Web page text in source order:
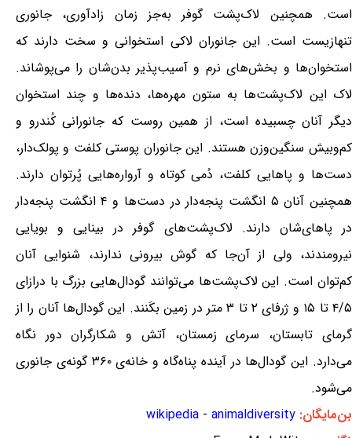
است. همچنین لاک‌پشت گوفر به‌جز زمان زادآوری، جانوری
تنهازیست است. این جانوران لاکی استخوانی و سخت دارند که
استخوان‌ها و بخش‌های نرم و آسیب‌پذیر بدن‌شان را می‌پوشاند.
لاک این لاک‌پشت‌ها به ستون مهره‌ها، دنده‌ها و چند استخوان
دیگر آنان چسبیده است، از همین روست که جانورانی کُندرو و
کم‌وبیش سنگین‌وزن هستند. این جانوران پوستی کلفت و پولک‌دار،
دست‌ها و پاهایی کلفت، دُمی کوتاه و آرواره‌هایی پُرتوان دارند.
همچنین آنان ۵ انگشت پنجه‌دار در دست‌ها و ۴ انگشت پنجه‌دار
در پاهای‌شان دارند. لاک‌پشت‌های گوفر در بینایی و بویایی
نیرومندند، ولی از آن‌جا که گوش بیرونی ندارند، شنوایی آنان
کم‌توان است. این لاک‌پشت‌ها می‌توانند گودال‌هایی بزرگ با درازای
۴/۵ تا ۱۵ و ژرفای ۲ تا ۳ متر در زمین بکَنند. این گودال‌ها آنان را از
گرمای تابستان، سرمای زمستان، آتش و شکارگران دور نگاه
می‌دارد. این گودال‌ها در آینده پناه‌گاه و خانه‌ی ۳۶۰ گونه‌ی جانوری
می‌شود.
بن‌مایگان:
wikipedia - animaldiversity